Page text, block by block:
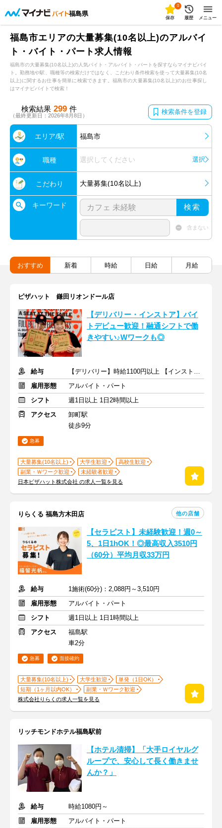
福島県
0
保存 履歴 メニュー
福島市エリアの大量募集(10名以上)のアルバイ
ト・バイト・パート求人情報
福島市の大量募集(10名以上)の人気バイト・アルバイト・パートを探すならマイナビバイ
ト。勤務地や駅、職種等の検索だけではなく、こだわり条件検索を使って大量募集(10名
以上)に関するお仕事を簡単に検索できます。福島市の大量募集(10名以上)のお仕事探し
はマイナビバイトで検索！
検索結果 299 件
（最終更新日：2026年8月8日） 検索条件を登録
エリア/駅 福島市
職種 選択してください 選択
こだわり 大量募集(10名以上)
キーワード 検索
含まない
おすすめ 新着 時給 日給 月給
ピザハット 鎌田リオンドール店
【デリバリー・インストア】バイ
トデビュー歓迎！融通シフトで働
きやすい♪Wワークも◎
給与
【デリバリー】時給1100円以上 【インストア】時給1050円以上
雇用形態
アルバイト・パート
シフト
週1日以上 1日2時間以上
アクセス
卸町駅
徒歩9分
急募
大量募集(10名以上) 大学生歓迎
高校生歓迎
副業・Ｗワーク歓迎
未経験者歓迎
日本ピザハット株式会社 の求人一覧を見る
りらくる 福島方木田店 他の店舗
【セラピスト】未経験歓迎！週0～
5、1日1hOK！◎最高収入3510円
（60分）平均月収33万円
給与
1施術(60分)：2,088円～3,510円
雇用形態
アルバイト・パート
シフト
週1日以上 1日1時間以上
アクセス
福島駅
車2分
急募 面接確約
大量募集(10名以上) 大学生歓迎
単発（1日OK）
短期（1ヶ月以内OK）
副業・Ｗワーク歓迎
株式会社りらくの求人一覧を見る
リッチモンドホテル福島駅前
【ホテル清掃】「大手ロイヤルグ
ループで、安心して長く働きませ
んか？」
給与
時給1080円～
雇用形態
アルバイト・パート